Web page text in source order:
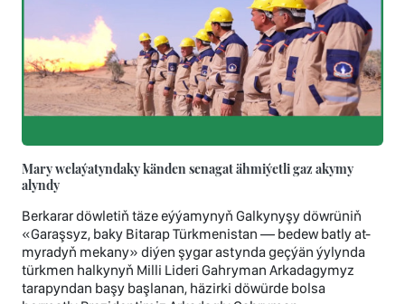
Mary welaýatyndaky känden senagat ähmiýetli gaz akymy
alyndy
Berkarar döwletiň täze eýýamynyň Galkynyşy döwrüniň
«Garaşsyz, baky Bitarap Türkmenistan — bedew batly at-
myradyň mekany» diýen şygar astynda geçýän ýylynda
türkmen halkynyň Milli Lideri Gahryman Arkadagymyz
tarapyndan başy başlanan, häzirki döwürde bolsa